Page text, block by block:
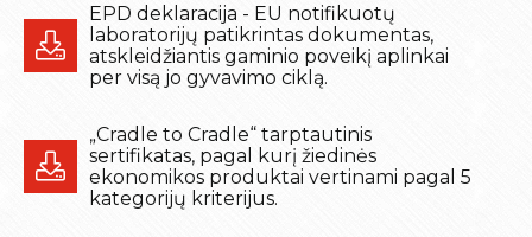
EPD deklaracija - EU notifikuotų
laboratorijų patikrintas dokumentas,
atskleidžiantis gaminio poveikį aplinkai
per visą jo gyvavimo ciklą.
„Cradle to Cradle“ tarptautinis
sertifikatas, pagal kurį žiedinės
ekonomikos produktai vertinami pagal 5
kategorijų kriterijus.